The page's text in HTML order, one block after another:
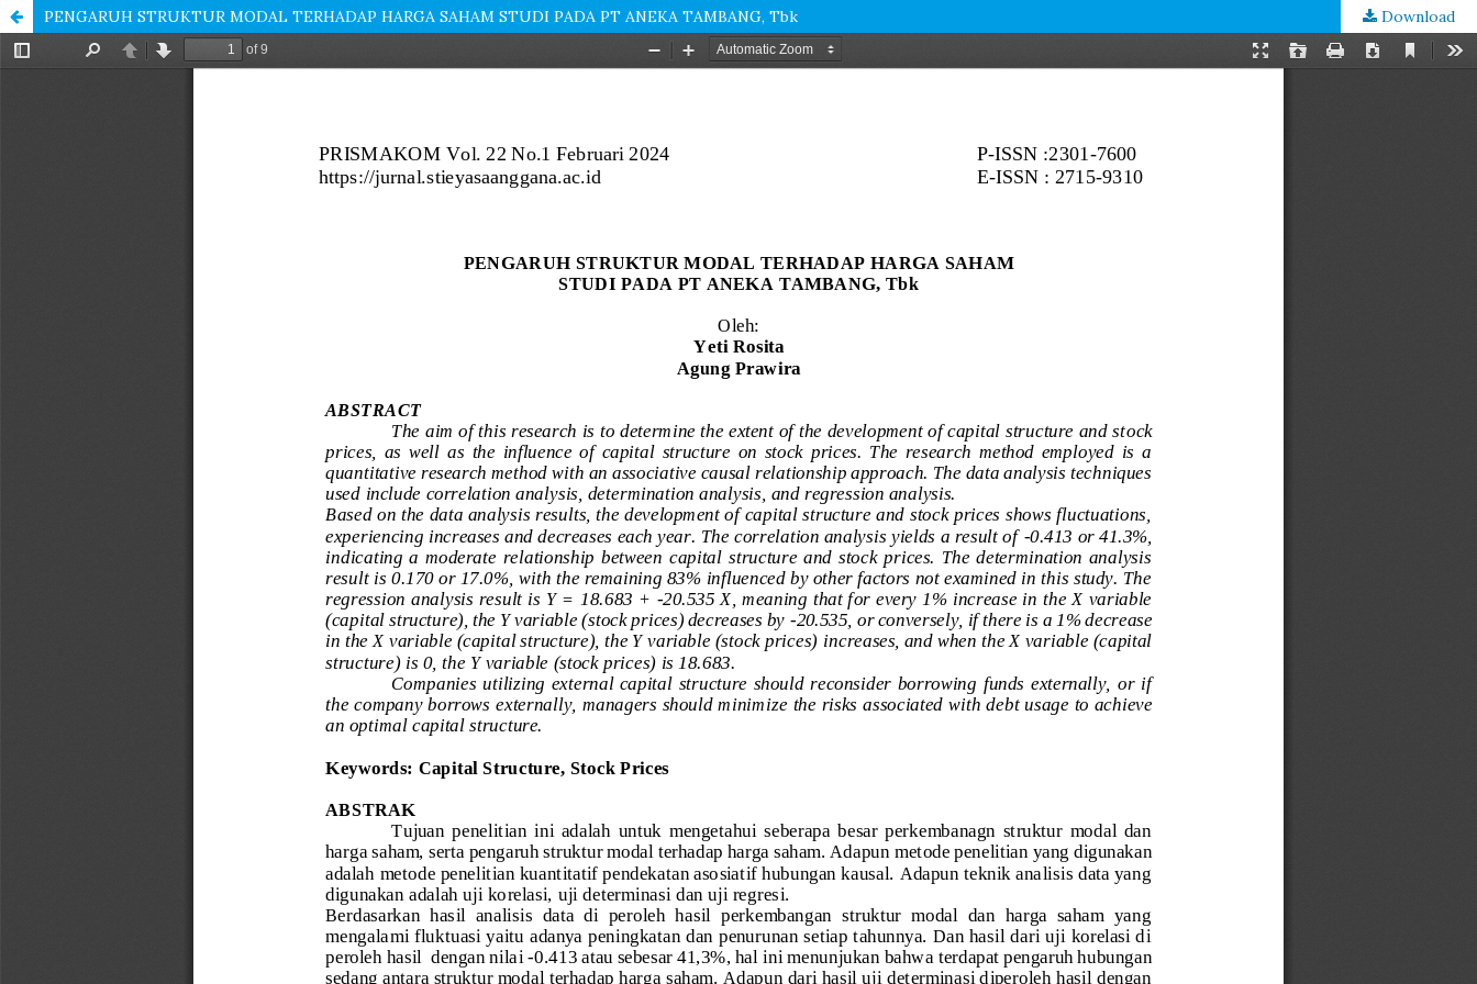
PENGARUH STRUKTUR MODAL TERHADAP HARGA SAHAM STUDI PADA PT ANEKA TAMBANG, Tbk Download